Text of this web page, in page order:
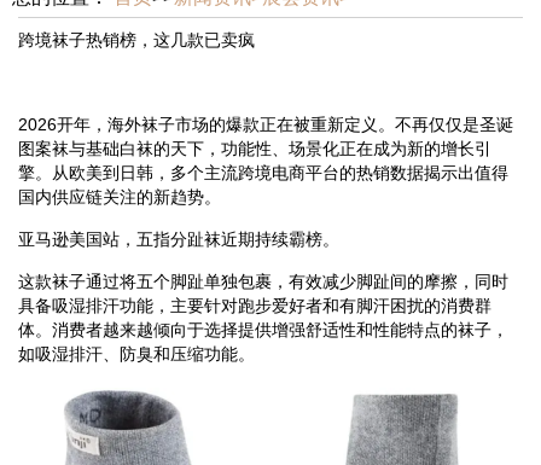
跨境袜子热销榜，这几款已卖疯
2026开年，海外袜子市场的爆款正在被重新定义。不再仅仅是圣诞
图案袜与基础白袜的天下，功能性、场景化正在成为新的增长引
擎。从欧美到日韩，多个主流跨境电商平台的热销数据揭示出值得
国内供应链关注的新趋势。
亚马逊美国站，五指分趾袜近期持续霸榜。
这款袜子通过将五个脚趾单独包裹，有效减少脚趾间的摩擦，同时
具备吸湿排汗功能，主要针对跑步爱好者和有脚汗困扰的消费群
体。消费者越来越倾向于选择提供增强舒适性和性能特点的袜子，
如吸湿排汗、防臭和压缩功能。